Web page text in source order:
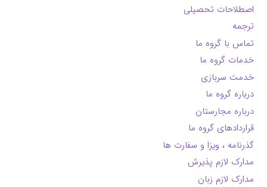
اصطلاحات تحصیلی
ترجمه
تماس با گروه ما
خدمات گروه ما
خدمت سربازی
درباره گروه ما
درباره مجارستان
قراردادهای گروه ما
گذرنامه ، ویزا و سفارت ها
مدارک لازم پذیرش
مدارک لازم زبان